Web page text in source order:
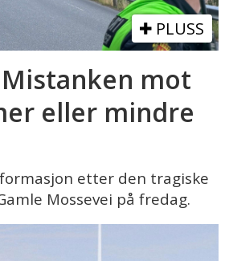
PLUSS
mot
eller mindre
etter den tragiske
Mossevei på fredag.